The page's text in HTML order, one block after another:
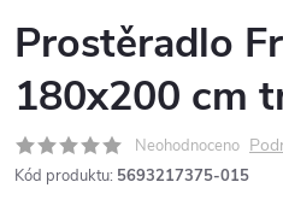
Prostěradlo
180x200 cm
Neohodnoceno
Kód produktu: 5693217375-015